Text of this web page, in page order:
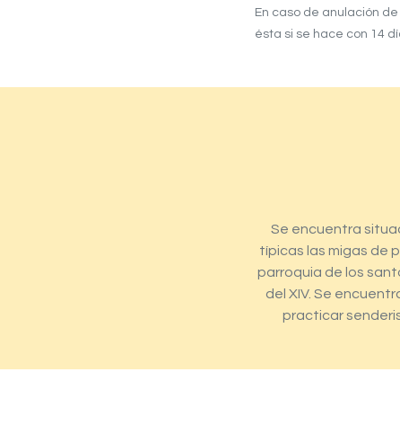
En caso de anulación
ésta si se hace con 14
Se encuentra
típicas las migas de
parroquia de los
del XIV. Se
practicar